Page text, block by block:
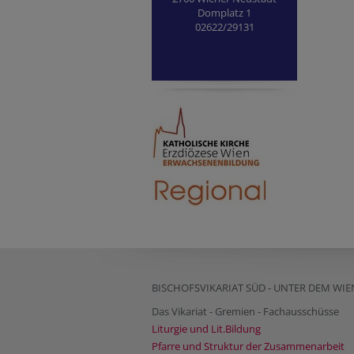
Domplatz 1
02622/29131
BISCHOFSVIKARIAT SÜD - UNTER DEM
Das Vikariat - Gremien - Fachausschüsse
Liturgie und Lit.Bildung
Pfarre und Struktur der Zusammenarbeit